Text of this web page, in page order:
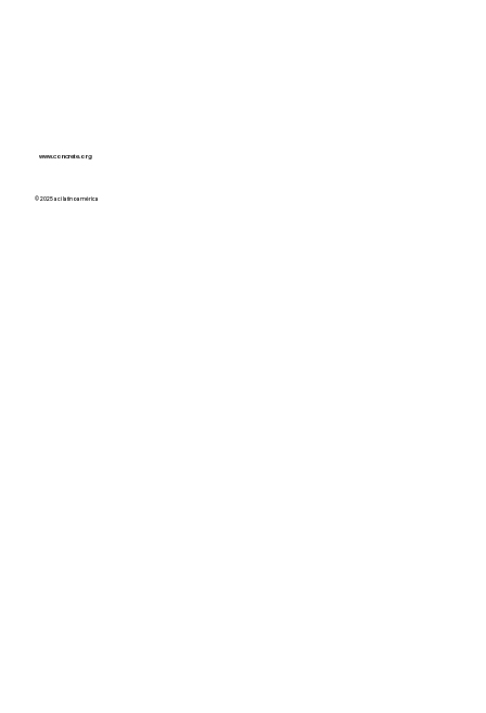
www.concrete.org
© 2025 aci latinoamérica